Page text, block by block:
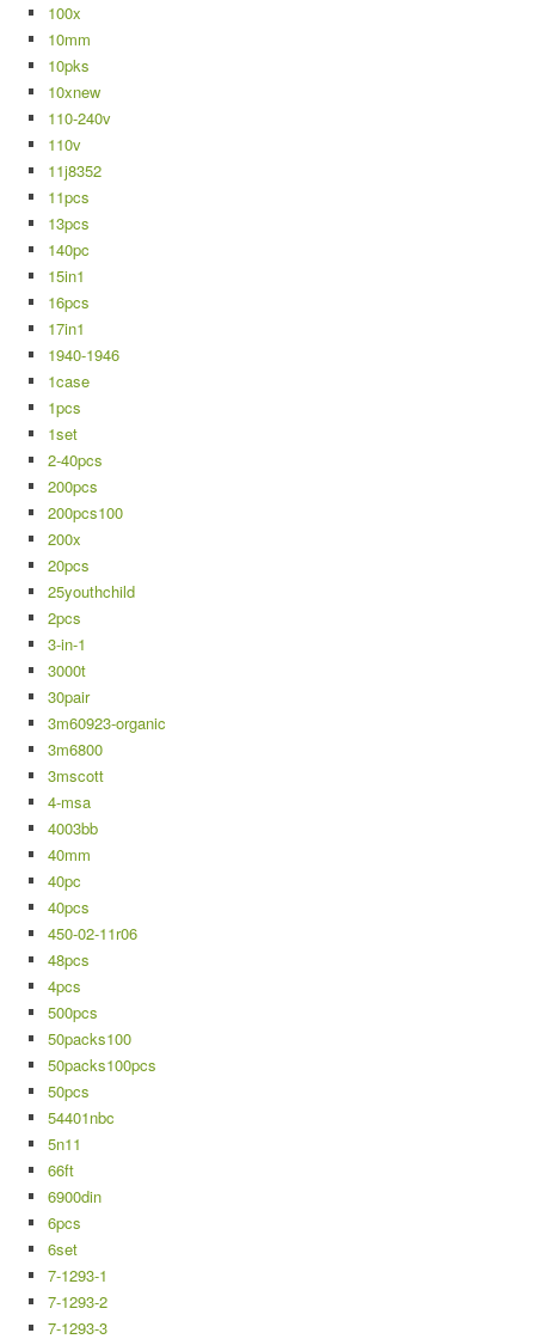
100x
10mm
10pks
10xnew
110-240v
110v
11j8352
11pcs
13pcs
140pc
15in1
16pcs
17in1
1940-1946
1case
1pcs
1set
2-40pcs
200pcs
200pcs100
200x
20pcs
25youthchild
2pcs
3-in-1
3000t
30pair
3m60923-organic
3m6800
3mscott
4-msa
4003bb
40mm
40pc
40pcs
450-02-11r06
48pcs
4pcs
500pcs
50packs100
50packs100pcs
50pcs
54401nbc
5n11
66ft
6900din
6pcs
6set
7-1293-1
7-1293-2
7-1293-3